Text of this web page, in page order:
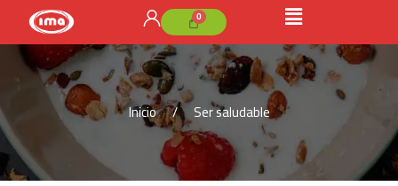
Inicio Ser saludable